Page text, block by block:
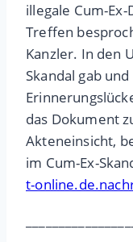
illegale Cum-
Treffen
Kanzler. In den
Skandal gab
das Dokument
Akteneinsicht,
im Cum-Ex-
t-